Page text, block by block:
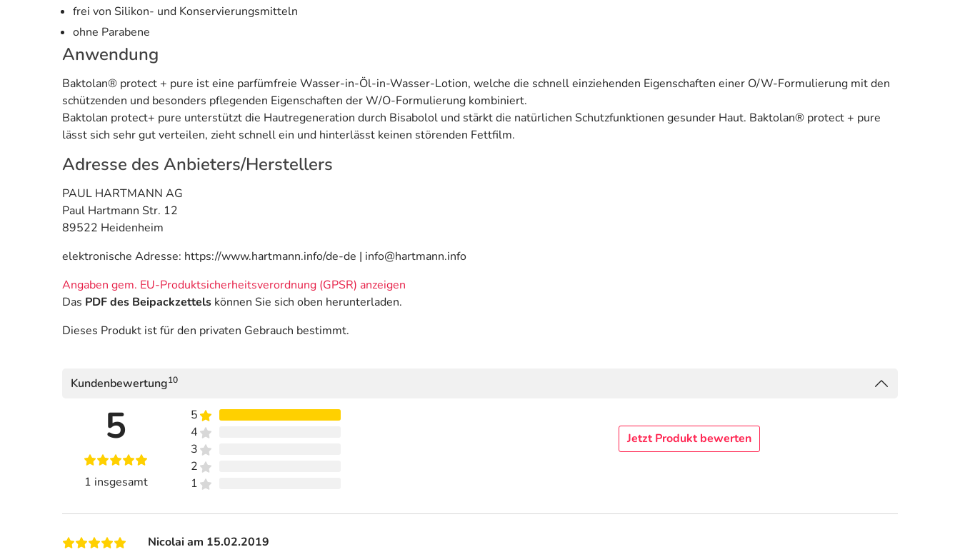
frei von Silikon- und Konservierungsmitteln
ohne Parabene
Anwendung
Baktolan® protect + pure ist eine parfümfreie Wasser-in-Öl-in-Wasser-Lotion, welche die schnell einziehenden Eigenschaften einer O/W-Formulierung mit den
schützenden und besonders pflegenden Eigenschaften der W/O-Formulierung kombiniert.
Baktolan protect+ pure unterstützt die Hautregeneration durch Bisabolol und stärkt die natürlichen Schutzfunktionen gesunder Haut. Baktolan® protect + pure
lässt sich sehr gut verteilen, zieht schnell ein und hinterlässt keinen störenden Fettfilm.
Adresse des Anbieters/Herstellers
PAUL HARTMANN AG
Paul Hartmann Str. 12
89522 Heidenheim
elektronische Adresse: https://www.hartmann.info/de-de | info@hartmann.info
Angaben gem. EU-Produktsicherheitsverordnung (GPSR) anzeigen
Das PDF des Beipackzettels können Sie sich oben herunterladen.
Dieses Produkt ist für den privaten Gebrauch bestimmt.
Kundenbewertung10
5
1 insgesamt
5
4
3
2
1
Jetzt Produkt bewerten
Nicolai am 15.02.2019